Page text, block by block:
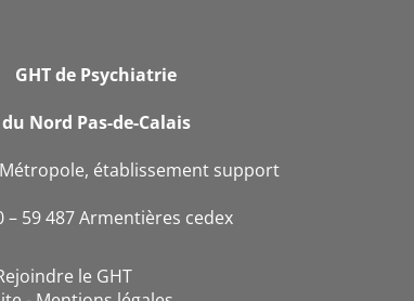
GHT de Psychiatrie
du Nord Pas-de-Calais
Métropole, établissement support
– 59 487 Armentières cedex
le GHT